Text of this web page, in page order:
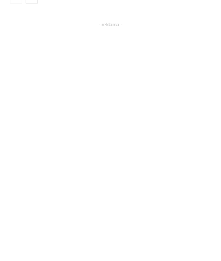
- reklama -